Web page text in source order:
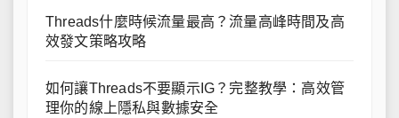
Threads什麼時候流量最高？流量高峰時間及高
效發文策略攻略
如何讓Threads不要顯示IG？完整教學：高效管
理你的線上隱私與數據安全